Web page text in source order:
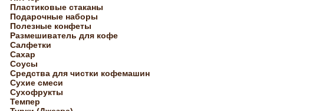
Пластиковые стаканы
Подарочные наборы
Полезные конфеты
Размешиватель для кофе
Салфетки
Сахар
Соусы
Средства для чистки кофемашин
Сухие смеси
Сухофрукты
Темпер